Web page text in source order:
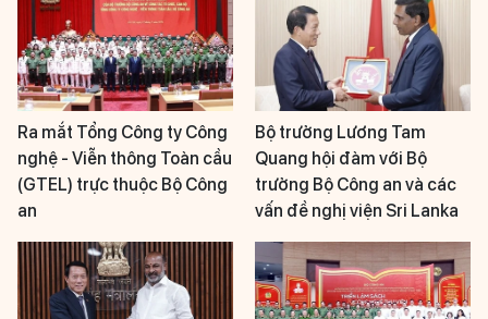
Ra mắt Tổng Công ty Công
nghệ - Viễn thông Toàn cầu
(GTEL) trực thuộc Bộ Công
an
Bộ trưởng Lương Tam
Quang hội đàm với Bộ
trưởng Bộ Công an và các
vấn đề nghị viện Sri Lanka